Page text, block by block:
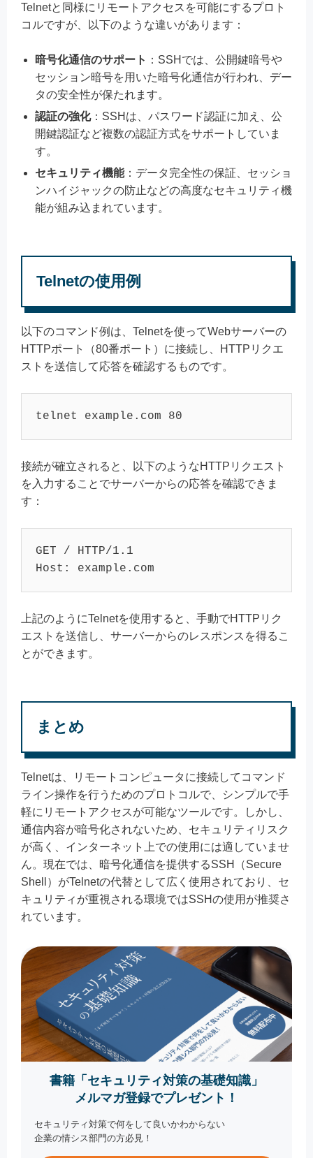
Telnetと同様にリモートアクセスを可能にするプロト
コルですが、以下のような違いがあります：
暗号化通信のサポート ：SSHでは、公開鍵暗号や
セッション暗号を用いた暗号化通信が行われ、デー
タの安全性が保たれます。
認証の強化：SSHは、パスワード認証に加え、公
開鍵認証など複数の認証方式をサポートしていま
す。
セキュリティ機能：データ完全性の保証、セッショ
ンハイジャックの防止などの高度なセキュリティ機
能が組み込まれています。
Telnetの使用例
以下のコマンド例は、Telnetを使ってWebサーバーの
HTTPポート（80番ポート）に接続し、HTTPリクエ
ストを送信して応答を確認するものです。
telnet example.com 80
接続が確立されると、以下のようなHTTPリクエスト
を入力することでサーバーからの応答を確認できま
す：
GET / HTTP/1.1
Host: example.com
上記のようにTelnetを使用すると、手動でHTTPリク
エストを送信し、サーバーからのレスポンスを得るこ
とができます。
まとめ
Telnetは、リモートコンピュータに接続してコマンド
ライン操作を行うためのプロトコルで、シンプルで手
軽にリモートアクセスが可能なツールです。しかし、
通信内容が暗号化されないため、セキュリティリスク
が高く、インターネット上での使用には適していませ
ん。現在では、暗号化通信を提供するSSH（Secure
Shell）がTelnetの代替として広く使用されており、セ
キュリティが重視される環境ではSSHの使用が推奨さ
れています。
書籍「セキュリティ対策の基礎知識」
メルマガ登録でプレゼント！
セキュリティ対策で何をして良いかわからない
企業の情シス部門の方必見！